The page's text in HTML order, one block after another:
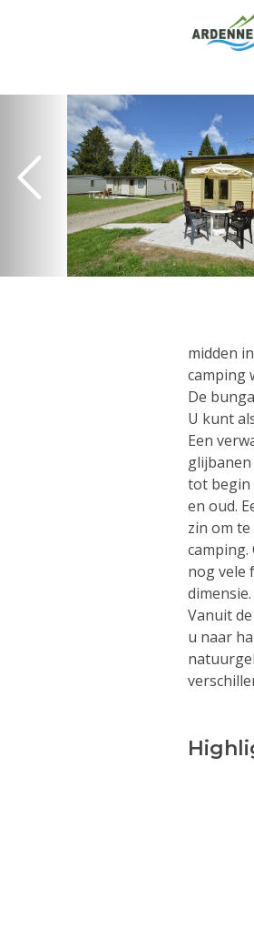
midden
camping
De
U kunt
Een
tot begin
en oud.
zin om
nog vele
dimensie.
Vanuit
u naar